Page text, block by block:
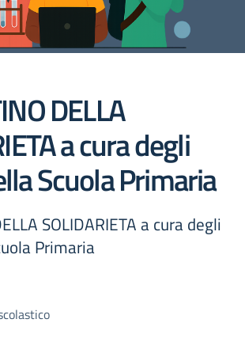
DELLA
a cura degli
Scuola Primaria
SOLIDARIETA a cura degli
Primaria